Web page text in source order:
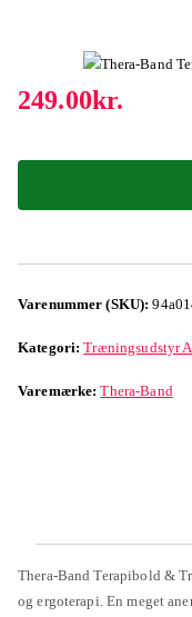
249.00kr.
Varenummer (SKU):
Kategori:Træningsudstyr
Varemærke:Thera-Band
Thera-Band Terapibold &
og ergoterapi. En meget